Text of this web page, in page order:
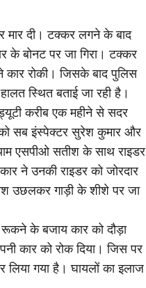
मार दी। टक्कर लगने के बाद
के बोनट पर जा गिरा। टक्कर
रोकी। जिसके बाद पुलिस
स्थित बताई जा रही है।
करीब एक महीने से सदर
सब इंस्पेक्टर सुरेश कुमार और
एसपीओ सतीश के साथ राइडर
ने उनकी राइडर को जोरदार
उछलकर गाड़ी के शीशे पर जा
के बजाय कार को दौड़ा
कार को रोक दिया। जिस पर
गया है। घायलों का इलाज